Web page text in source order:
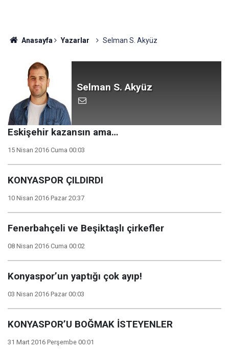
Anasayfa Yazarlar Selman S. Akyüz
Selman S. Akyüz
Eskişehir kazansın ama…
15 Nisan 2016 Cuma 00:03
KONYASPOR ÇILDIRDI
10 Nisan 2016 Pazar 20:37
Fenerbahçeli ve Beşiktaşlı çirkefler
08 Nisan 2016 Cuma 00:02
Konyaspor’un yaptığı çok ayıp!
03 Nisan 2016 Pazar 00:03
KONYASPOR’U BOĞMAK İSTEYENLER
31 Mart 2016 Perşembe 00:01